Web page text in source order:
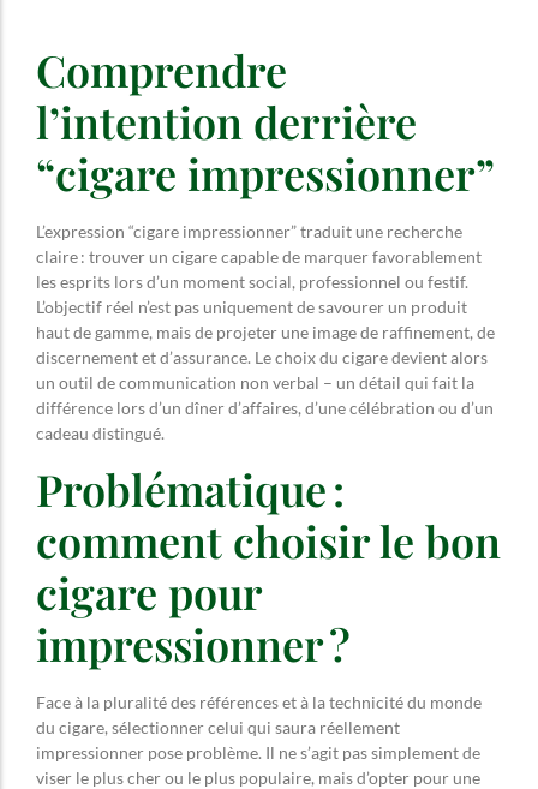
Comprendre
l’intention derrière
“cigare impressionner”
L’expression “cigare impressionner” traduit une recherche
claire : trouver un cigare capable de marquer favorablement
les esprits lors d’un moment social, professionnel ou festif.
L’objectif réel n’est pas uniquement de savourer un produit
haut de gamme, mais de projeter une image de raffinement, de
discernement et d’assurance. Le choix du cigare devient alors
un outil de communication non verbal – un détail qui fait la
différence lors d’un dîner d’affaires, d’une célébration ou d’un
cadeau distingué.
Problématique :
comment choisir le bon
cigare pour
impressionner ?
Face à la pluralité des références et à la technicité du monde
du cigare, sélectionner celui qui saura réellement
impressionner pose problème. Il ne s’agit pas simplement de
viser le plus cher ou le plus populaire, mais d’opter pour une